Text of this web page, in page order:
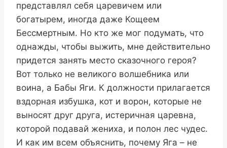
представлял себя царевичем или
богатырем, иногда даже Кощеем
Бессмертным. Но кто же мог подумать, что
однажды, чтобы выжить, мне действительно
придется занять место сказочного героя?
Вот только не великого волшебника или
воина, а Бабы Яги. К должности прилагается
вздорная избушка, кот и ворон, которые не
выносят друг друга, истеричная царевна,
которой подавай жениха, и полон лес чудес.
И как им всем объяснить, почему Яга – не